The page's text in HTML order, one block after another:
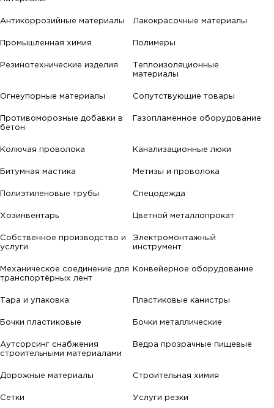
Антикоррозийные материалы Лакокрасочные материалы
Промышленная химия Полимеры
Резинотехнические изделия
Теплоизоляционные
материалы
Огнеупорные материалы Сопутствующие товары
Противоморозные добавки в
бетон
Газопламенное оборудование
Колючая проволока Канализационные люки
Битумная мастика Метизы и проволока
Полиэтиленовые трубы Спецодежда
Хозинвентарь Цветной металлопрокат
Собственное производство и
услуги
Электромонтажный
инструмент
Механическое соединение для
транспортёрных лент
Конвейерное оборудование
Тара и упаковка Пластиковые канистры
Бочки пластиковые Бочки металлические
Аутсорсинг снабжения
строительными материалами
Ведра прозрачные пищевые
Дорожные материалы Строительная химия
Сетки Услуги резки